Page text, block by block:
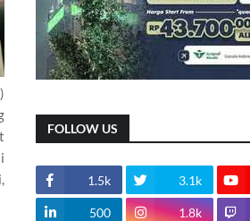
FOLLOW US
1.5k 3.1k
500 1.8k